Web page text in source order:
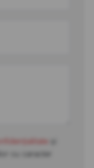
cu caracter